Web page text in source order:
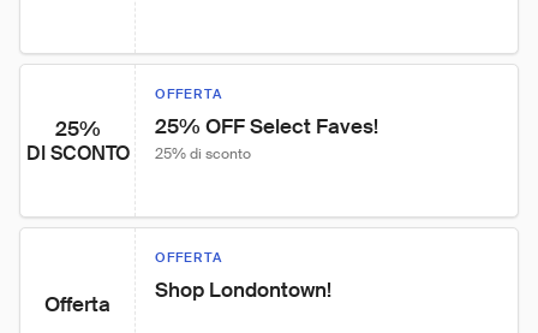
25%
DI SCONTO
OFFERTA
25% OFF Select Faves!
25% di sconto
Offerta
OFFERTA
Shop Londontown!